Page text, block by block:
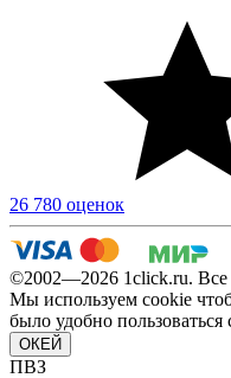
26 780 оценок
©2002—2026 1сlick.ru.
Мы используем cookie
было удобно пользоваться
ОКЕЙ
ПВЗ